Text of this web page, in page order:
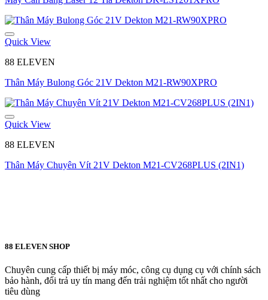
Quick View
88 ELEVEN
Thân Máy Bulong Góc 21V Dekton M21-RW90XPRO
Quick View
88 ELEVEN
Thân Máy Chuyên Vít 21V Dekton M21-CV268PLUS (2IN1)
88 ELEVEN SHOP
Chuyên cung cấp thiết bị máy móc, công cụ dụng cụ với chính sách
bảo hành, đổi trả uy tín mang đến trải nghiệm tốt nhất cho người
tiêu dùng